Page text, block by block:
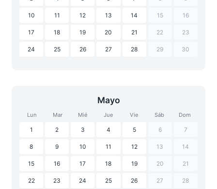
10 11 12 13 14 15 16
17 18 19 20 21 22 23
24 25 26 27 28 29 30
Mayo
Lun Mar Mié Jue Vie Sáb Dom
1 2 3 4 5 6 7
8 9 10 11 12 13 14
15 16 17 18 19 20 21
22 23 24 25 26 27 28